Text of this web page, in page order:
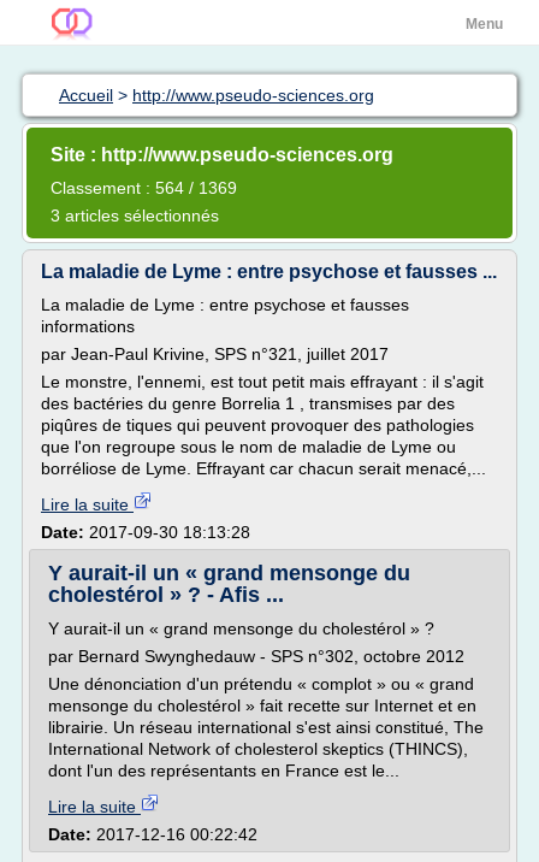
Menu
Accueil > http://www.pseudo-sciences.org
Site : http://www.pseudo-sciences.org
Classement : 564 / 1369
3 articles sélectionnés
La maladie de Lyme : entre psychose et fausses ...
La maladie de Lyme : entre psychose et fausses
informations
par Jean-Paul Krivine, SPS n°321, juillet 2017
Le monstre, l'ennemi, est tout petit mais effrayant : il s'agit
des bactéries du genre Borrelia 1 , transmises par des
piqûres de tiques qui peuvent provoquer des pathologies
que l'on regroupe sous le nom de maladie de Lyme ou
borréliose de Lyme. Effrayant car chacun serait menacé,...
Lire la suite
Date: 2017-09-30 18:13:28
Y aurait-il un « grand mensonge du
cholestérol » ? - Afis ...
Y aurait-il un « grand mensonge du cholestérol » ?
par Bernard Swynghedauw - SPS n°302, octobre 2012
Une dénonciation d'un prétendu « complot » ou « grand
mensonge du cholestérol » fait recette sur Internet et en
librairie. Un réseau international s'est ainsi constitué, The
International Network of cholesterol skeptics (THINCS),
dont l'un des représentants en France est le...
Lire la suite
Date: 2017-12-16 00:22:42